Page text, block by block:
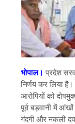
भोपाल। प्रदेश
निर्णय कर लिया
आरोपियों को
पूर्व बड़वानी में
गंदगी और नकली